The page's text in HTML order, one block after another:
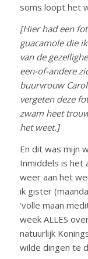
soms loopt het
[Hier had een
guacamole die
van de
een-of-andere
buurvrouw
vergeten deze
zwam heet
het weet.]
En dit was mijn
Inmiddels is het
weer aan het
ik gister
‘volle maan
week ALLES
natuurlijk
wilde dingen te